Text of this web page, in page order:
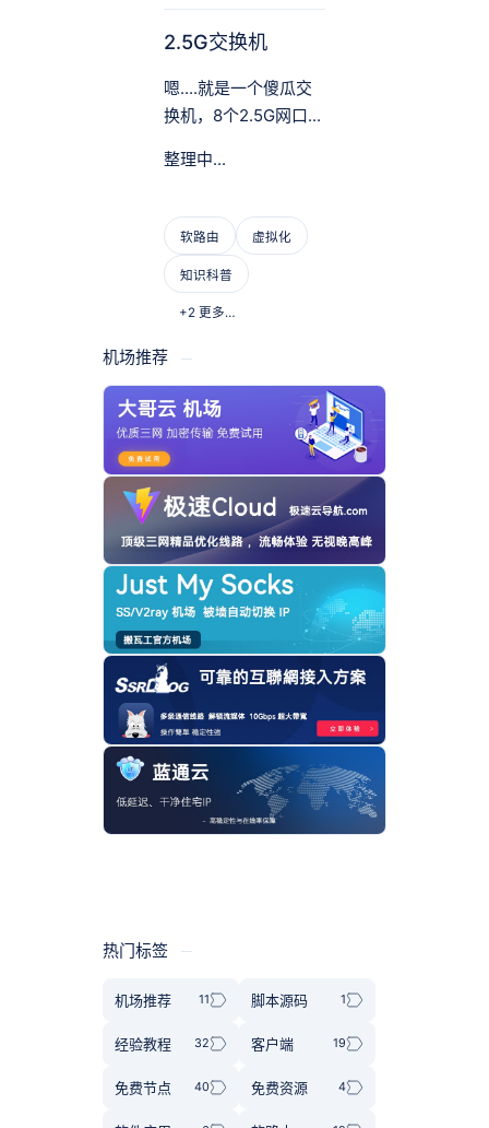
2.5G交换机
嗯....就是一个傻瓜交
换机，8个2.5G网口...
整理中...
机场推荐
热门标签
机场推荐 脚本源码
经验教程 客户端
免费节点 免费资源